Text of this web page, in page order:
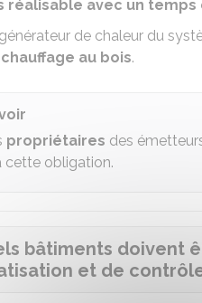
réalisable avec un
de chaleur du
au bois.
propriétaires des
cette obligation.
bâtiments doivent
et de